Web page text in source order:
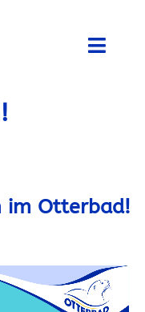
im Otterbad!